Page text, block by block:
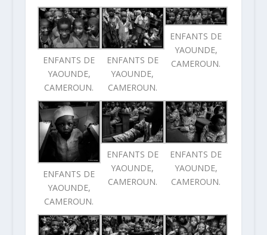
ENFANTS DE
YAOUNDE,
CAMEROUN.
ENFANTS DE
YAOUNDE,
CAMEROUN.
ENFANTS DE
YAOUNDE,
CAMEROUN.
ENFANTS DE
YAOUNDE,
CAMEROUN.
ENFANTS DE
YAOUNDE,
CAMEROUN.
ENFANTS DE
YAOUNDE,
CAMEROUN.